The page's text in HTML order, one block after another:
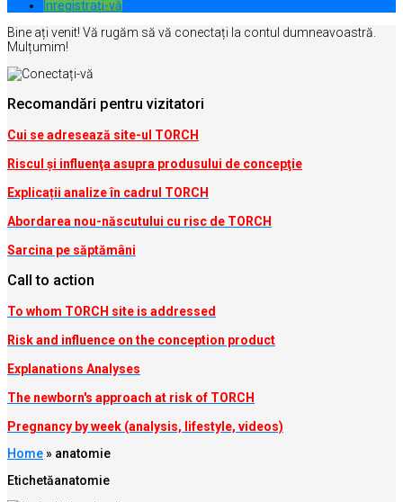
Inregistrați-vă
Bine ați venit! Vă rugăm să vă conectați la contul dumneavoastră.
Mulțumim!
Recomandări pentru vizitatori
Cui se adresează site-ul TORCH
Riscul şi influenţa asupra produsului de concepţie
Explicații analize în cadrul TORCH
Abordarea nou-născutului cu risc de TORCH
Sarcina pe săptămâni
Call to action
To whom TORCH site is addressed
Risk and influence on the conception product
Explanations Analyses
The newborn's approach at risk of TORCH
Pregnancy by week (analysis, lifestyle, videos)
Home» anatomie
Etichetăanatomie